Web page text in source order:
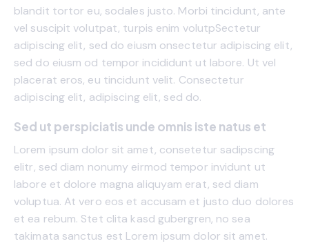
blandit tortor eu, sodales justo. Morbi tincidunt, ante
vel suscipit volutpat, turpis enim volutpSectetur
adipiscing elit, sed do eiusm onsectetur adipiscing elit,
sed do eiusm od tempor incididunt ut labore. Ut vel
placerat eros, eu tincidunt velit. Consectetur
adipiscing elit, adipiscing elit, sed do.
Sed ut perspiciatis unde omnis iste natus et
Lorem ipsum dolor sit amet, consetetur sadipscing
elitr, sed diam nonumy eirmod tempor invidunt ut
labore et dolore magna aliquyam erat, sed diam
voluptua. At vero eos et accusam et justo duo dolores
et ea rebum. Stet clita kasd gubergren, no sea
takimata sanctus est Lorem ipsum dolor sit amet.